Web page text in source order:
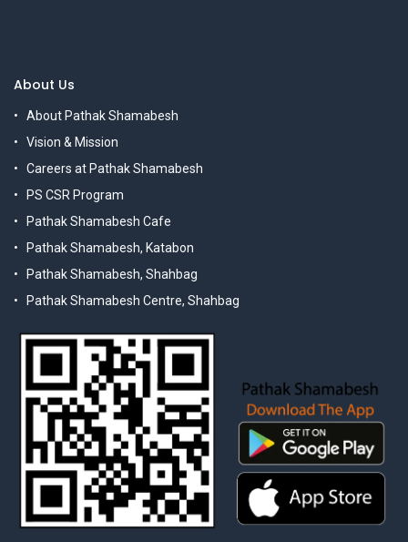
About Us
About Pathak Shamabesh
Vision & Mission
Careers at Pathak Shamabesh
PS CSR Program
Pathak Shamabesh Cafe
Pathak Shamabesh, Katabon
Pathak Shamabesh, Shahbag
Pathak Shamabesh Centre, Shahbag